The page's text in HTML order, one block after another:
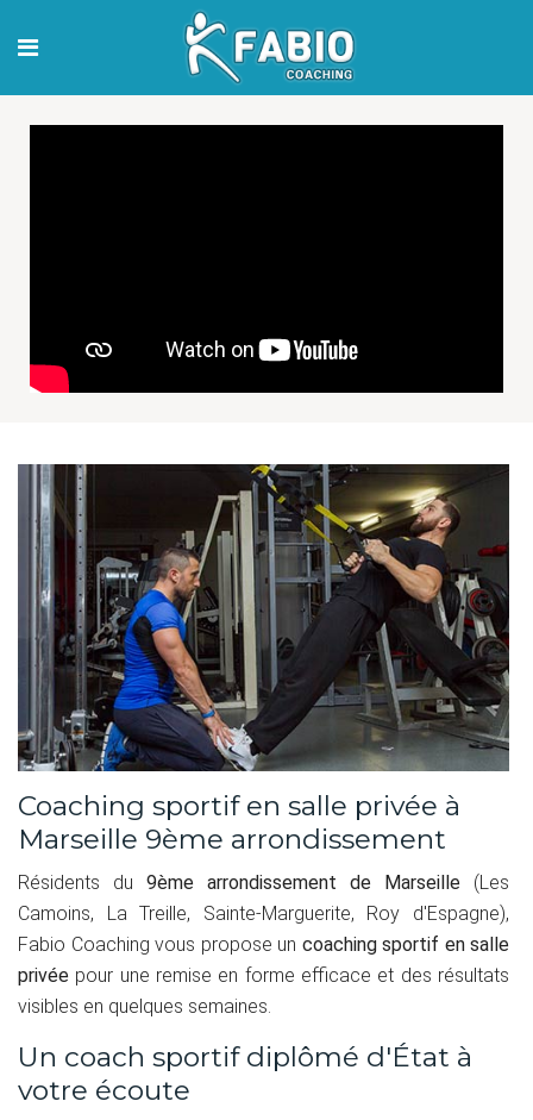
Coaching sportif en salle privée à
Marseille 9ème arrondissement
Résidents du 9ème arrondissement de Marseille (Les
Camoins, La Treille, Sainte-Marguerite, Roy d'Espagne),
Fabio Coaching vous propose un coaching sportif en salle
privée pour une remise en forme efficace et des résultats
visibles en quelques semaines.
Un coach sportif diplômé d'État à
votre écoute